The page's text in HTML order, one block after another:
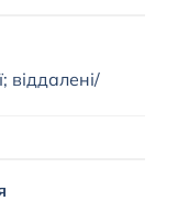
віддалені/